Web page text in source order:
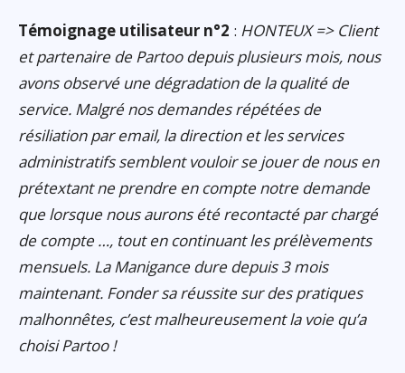
Témoignage utilisateur n°2 : HONTEUX => Client
et partenaire de Partoo depuis plusieurs mois, nous
avons observé une dégradation de la qualité de
service. Malgré nos demandes répétées de
résiliation par email, la direction et les services
administratifs semblent vouloir se jouer de nous en
prétextant ne prendre en compte notre demande
que lorsque nous aurons été recontacté par chargé
de compte …, tout en continuant les prélèvements
mensuels. La Manigance dure depuis 3 mois
maintenant. Fonder sa réussite sur des pratiques
malhonnêtes, c’est malheureusement la voie qu’a
choisi Partoo !